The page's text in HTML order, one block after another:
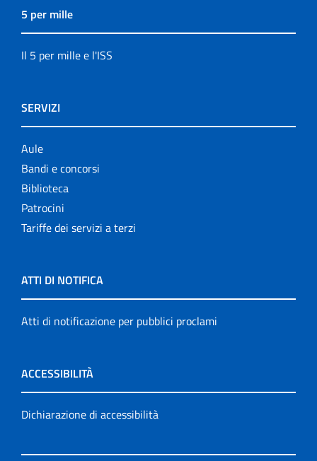
5 per mille
Il 5 per mille e l'ISS
SERVIZI
Aule
Bandi e concorsi
Biblioteca
Patrocini
Tariffe dei servizi a terzi
ATTI DI NOTIFICA
Atti di notificazione per pubblici proclami
ACCESSIBILITÀ
Dichiarazione di accessibilità